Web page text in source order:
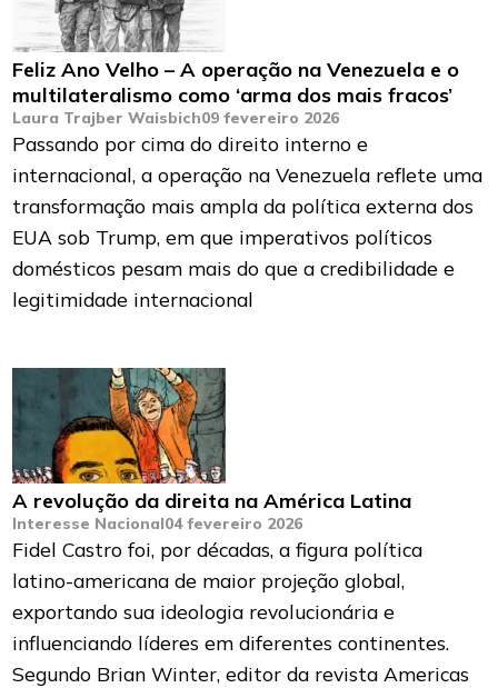
Feliz Ano Velho – A operação na Venezuela e o
multilateralismo como ‘arma dos mais fracos’
Laura Trajber Waisbich09 fevereiro 2026
Passando por cima do direito interno e
internacional, a operação na Venezuela reflete uma
transformação mais ampla da política externa dos
EUA sob Trump, em que imperativos políticos
domésticos pesam mais do que a credibilidade e
legitimidade internacional
A revolução da direita na América Latina
Interesse Nacional04 fevereiro 2026
Fidel Castro foi, por décadas, a figura política
latino-americana de maior projeção global,
exportando sua ideologia revolucionária e
influenciando líderes em diferentes continentes.
Segundo Brian Winter, editor da revista Americas